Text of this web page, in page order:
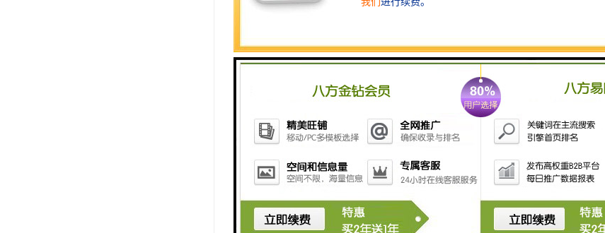
作为一家深耕建筑板材行业多年的企业，我们始终将技术创新与品质坚守置于
聚氨酯彩钢板，正是我们在多年实践中不断优化升级的核心产品之一，它融
聚氨酯彩钢板采用彩色涂层钢板为表层，以聚氨酯硬泡作为核心芯材，通过先
这一工艺的关键在于实现了金属表层与高分子芯材在分子层面的紧密结合，从
其核心优势首先体现在卓越的保温隔热能力上。
聚氨酯芯材具有极高的闭孔率，有效阻隔了热量的传递，导热系数维持在极低
相较于传统保温材料，其隔热效率有显著提升，能够帮助建筑大幅降低冷暖能